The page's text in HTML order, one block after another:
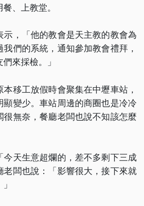
、上教堂。
示，「他的教會是天主教的教會為
們的系統，通知參加教會禮拜，
來採檢。」
移工放假時會聚集在中壢車站，
顯變少。車站周邊的商圈也是冷冷
很無奈，餐廳老闆也說不知該怎麼
今天生意超爛的，差不多剩下三成
老闆也說：「影響很大，接下來就